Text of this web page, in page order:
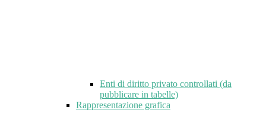
Enti di diritto privato controllati (da
pubblicare in tabelle)
Rappresentazione grafica